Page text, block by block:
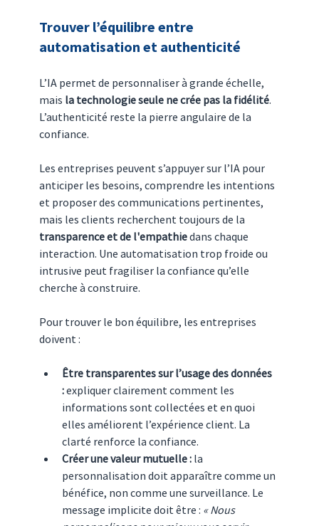
Trouver l’équilibre entre
automatisation et authenticité
L’IA permet de personnaliser à grande échelle,
mais la technologie seule ne crée pas la fidélité.
L’authenticité reste la pierre angulaire de la
confiance.
Les entreprises peuvent s’appuyer sur l’IA pour
anticiper les besoins, comprendre les intentions
et proposer des communications pertinentes,
mais les clients recherchent toujours de la
transparence et de l'empathie dans chaque
interaction. Une automatisation trop froide ou
intrusive peut fragiliser la confiance qu’elle
cherche à construire.
Pour trouver le bon équilibre, les entreprises
doivent :
Être transparentes sur l’usage des données
: expliquer clairement comment les
informations sont collectées et en quoi
elles améliorent l’expérience client. La
clarté renforce la confiance.
Créer une valeur mutuelle : la
personnalisation doit apparaître comme un
bénéfice, non comme une surveillance. Le
message implicite doit être : « Nous